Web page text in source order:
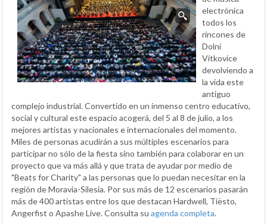
electrónica
todos los
rincones de
Dolní
Vítkovice
devolviendo a
la vida este
antiguo
complejo industrial. Convertido en un inmenso centro educativo,
social y cultural este espacio acogerá, del 5 al 8 de julio, a los
mejores artistas y nacionales e internacionales del momento.
Miles de personas acudirán a sus múltiples escenarios para
participar no sólo de la fiesta sino también para colaborar en un
proyecto que va más allá y que trata de ayudar por medio de
"Beats for Charity" a las personas que lo puedan necesitar en la
región de Moravia-Silesia. Por sus más de 12 escenarios pasarán
más de 400 artistas entre los que destacan Hardwell, Tiësto,
Angerfist o Apashe Live. Consulta su agenda completa.